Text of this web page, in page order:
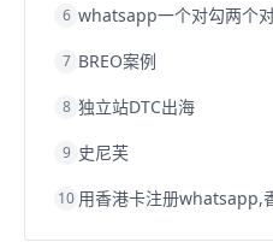
6
7 BREO案例
8 独立站DTC出海
9 史尼芙
10 用香港卡注册whatsapp,